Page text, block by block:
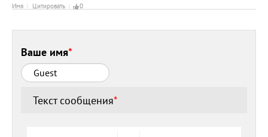
Имя Цитировать 0
Ваше имя*
Текст сообщения*